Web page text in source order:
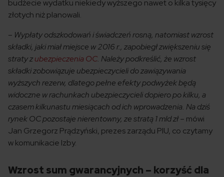
budżecie wydatku niekiedy wyższego nawet o kilka tysięcy
złotych niż planowali.
– Wypłaty odszkodowań i świadczeń rosną, natomiast wzrost
składki, jaki miał miejsce w 2016 r., zapobiegł zwiększeniu się
straty zubezpieczenia OC. Należy podkreślić, że wzrost
składki zobowiązuje ubezpieczycieli do zawiązywania
wyższych rezerw, dlatego pełne efekty podwyżek będą
widoczne w rachunkach ubezpieczycieli dopiero po kilku, a
czasem kilkunastu miesiącach od ich wprowadzenia. Na dziś
rynek OC pozostaje nierentowny, ze stratą 1 mld zł– mówi
Jan Grzegorz Prądzyński, prezes zarządu PIU, co czytamy
w komunikacie Izby.
Wzrost sum gwarancyjnych – korzyść dla